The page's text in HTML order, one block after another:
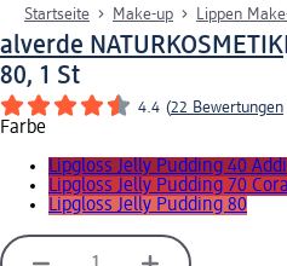
Startseite Make-up Lippen
alverde NATURKOSMETIK
80, 1 St
4.4 (22 Bewertungen
Farbe
Lipgloss Jelly Pudding 40
Lipgloss Jelly Pudding 70
Lipgloss Jelly Pudding 80